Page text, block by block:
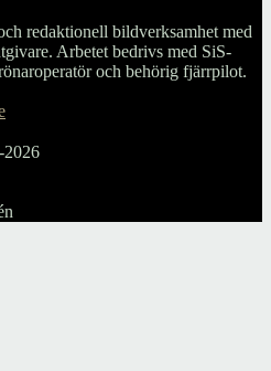
redaktionell bildverksamhet med
Arbetet bedrivs med SiS-
och behörig fjärrpilot.